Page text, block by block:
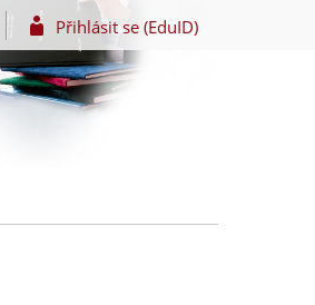
Přihlásit se (EduID)